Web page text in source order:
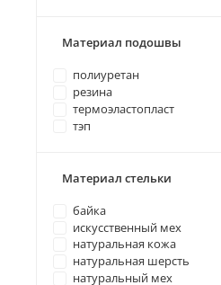
Материал подошвы
полиуретан
резина
термоэластопласт
тэп
Материал стельки
байка
искусственный мех
натуральная кожа
натуральная шерсть
натуральный мех